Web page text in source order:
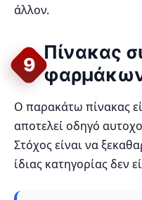
άλλον.
9
Πίνακας
Ο παρακάτω πίνακας
αποτελεί οδηγό
Στόχος είναι να
ίδιας κατηγορίας δεν